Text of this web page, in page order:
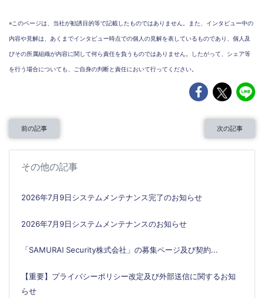
※このページは、当社が勧誘目的等で記載したものではありません。また、インタビュー中の
内容や見解は、あくまでインタビュー時点での個人の見解を表しているものであり、個人及
びその所属組織が内容に関して何ら責任を負うものではありません。したがって、シェア等
を行う場合についても、ご自身の判断と責任において行ってください。
前の記事 次の記事
その他の記事
2026年7月9日システムメンテナンス完了のお知らせ
2026年7月9日システムメンテナンスのお知らせ
「SAMURAI Security株式会社」の募集ページ及び契約...
【重要】プライバシーポリシー改定及び外部送信に関するお知
らせ